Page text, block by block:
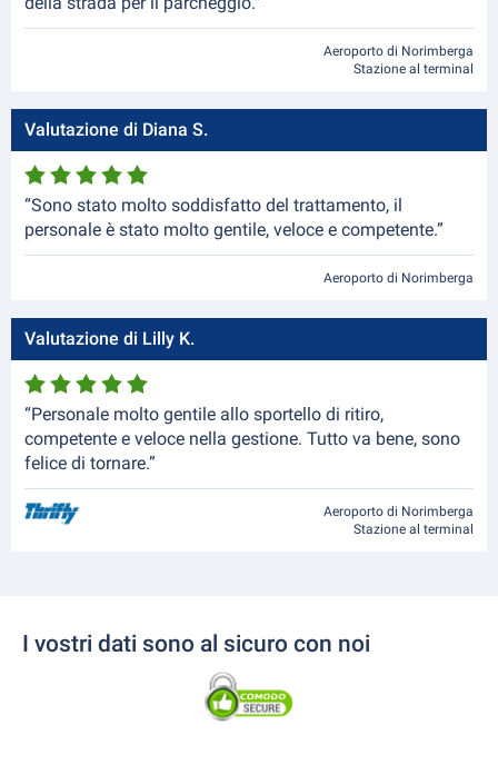
Aeroporto di Norimberga
Stazione al terminal
Valutazione di Diana S.
“Sono stato molto soddisfatto del trattamento, il
personale è stato molto gentile, veloce e competente.”
Aeroporto di Norimberga
Valutazione di Lilly K.
“Personale molto gentile allo sportello di ritiro,
competente e veloce nella gestione. Tutto va bene, sono
felice di tornare.”
Aeroporto di Norimberga
Stazione al terminal
I vostri dati sono al sicuro con noi